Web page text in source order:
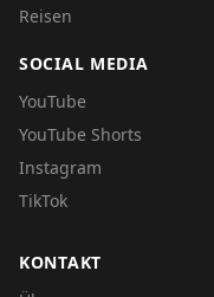
Reisen
SOCIAL MEDIA
YouTube
YouTube Shorts
Instagram
TikTok
KONTAKT